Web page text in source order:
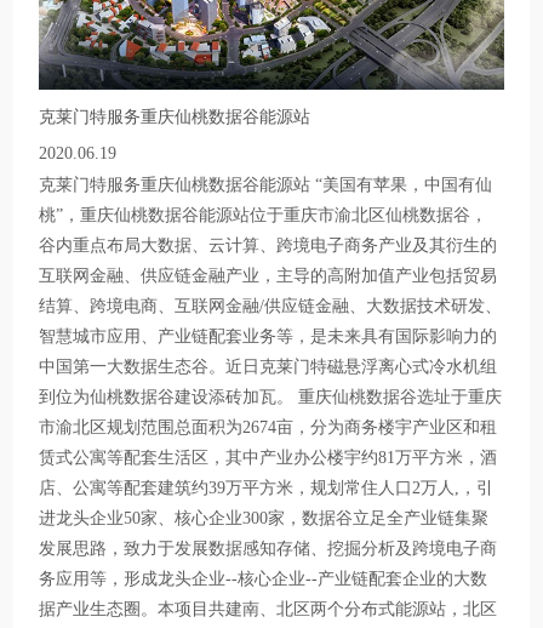
克莱门特服务重庆仙桃数据谷能源站
2020.06.19
克莱门特服务重庆仙桃数据谷能源站 “美国有苹果，中国有仙
桃”，重庆仙桃数据谷能源站位于重庆市渝北区仙桃数据谷，
谷内重点布局大数据、云计算、跨境电子商务产业及其衍生的
互联网金融、供应链金融产业，主导的高附加值产业包括贸易
结算、跨境电商、互联网金融/供应链金融、大数据技术研发、
智慧城市应用、产业链配套业务等，是未来具有国际影响力的
中国第一大数据生态谷。近日克莱门特磁悬浮离心式冷水机组
到位为仙桃数据谷建设添砖加瓦。 重庆仙桃数据谷选址于重庆
市渝北区规划范围总面积为2674亩，分为商务楼宇产业区和租
赁式公寓等配套生活区，其中产业办公楼宇约81万平方米，酒
店、公寓等配套建筑约39万平方米，规划常住人口2万人,，引
进龙头企业50家、核心企业300家，数据谷立足全产业链集聚
发展思路，致力于发展数据感知存储、挖掘分析及跨境电子商
务应用等，形成龙头企业--核心企业--产业链配套企业的大数
据产业生态圈。本项目共建南、北区两个分布式能源站，北区